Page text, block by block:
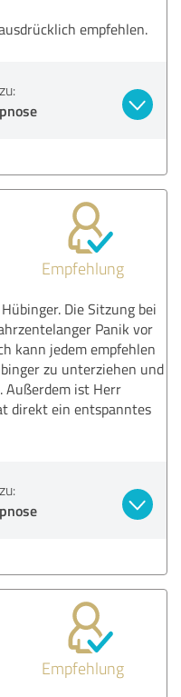
empfehlen.
Empfehlung
Die Sitzung bei
Panik vor
kann jedem empfehlen
zu unterziehen und
Außerdem ist Herr
direkt ein entspanntes
Empfehlung